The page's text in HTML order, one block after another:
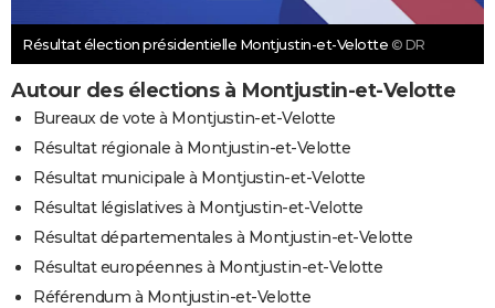
Résultat élection présidentielle Montjustin-et-Velotte © DR
Autour des élections à Montjustin-et-Velotte
Bureaux de vote à Montjustin-et-Velotte
Résultat régionale à Montjustin-et-Velotte
Résultat municipale à Montjustin-et-Velotte
Résultat législatives à Montjustin-et-Velotte
Résultat départementales à Montjustin-et-Velotte
Résultat européennes à Montjustin-et-Velotte
Référendum à Montjustin-et-Velotte